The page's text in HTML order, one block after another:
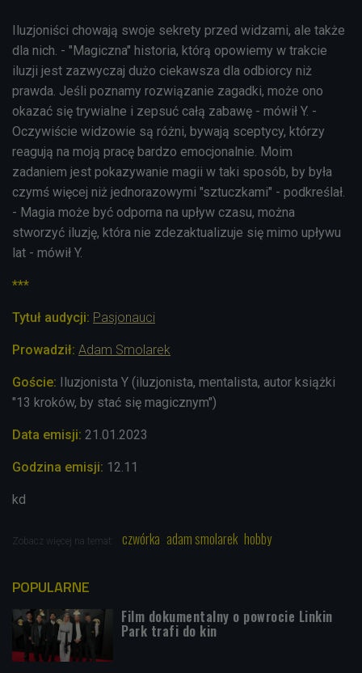
Iluzjoniści chowają swoje sekrety przed widzami, ale także
dla nich. - "Magiczna" historia, którą opowiemy w trakcie
iluzji jest zazwyczaj dużo ciekawsza dla odbiorcy niż
prawda. Jeśli poznamy rozwiązanie zagadki, może ono
okazać się trywialne i zepsuć całą zabawę - mówił Y. -
Oczywiście widzowie są różni, bywają sceptycy, którzy
reagują na moją pracę bardzo emocjonalnie. Moim
zadaniem jest pokazywanie magii w taki sposób, by była
czymś więcej niż jednorazowymi "sztuczkami" - podkreślał.
- Magia może być odporna na upływ czasu, można
stworzyć iluzję, która nie zdezaktualizuje się mimo upływu
lat - mówił Y.
***
Tytuł audycji: Pasjonauci
Prowadził: Adam Smolarek
Goście: Iluzjonista Y (iluzjonista, mentalista, autor książki
"13 kroków, by stać się magicznym")
Data emisji: 21.01 .2023
Godzina emisji: 12.11
kd
Zobacz więcej na temat: czwórka adam smolarek hobby
POPULARNE
Film dokumentalny o powrocie Linkin
Park trafi do kin